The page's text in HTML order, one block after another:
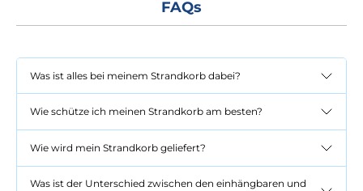
FAQs
Was ist alles bei meinem Strandkorb dabei?
Wie schütze ich meinen Strandkorb am besten?
Wie wird mein Strandkorb geliefert?
Was ist der Unterschied zwischen den einhängbaren und